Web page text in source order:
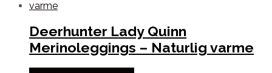
Deerhunter Lady Quinn
Merinoleggings – Naturlig varme